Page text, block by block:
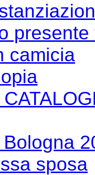
presente
camicia
sposa